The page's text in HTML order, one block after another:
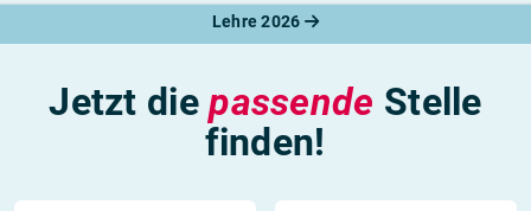
Lehre 2026
Jetzt diepassende Stelle
finden!